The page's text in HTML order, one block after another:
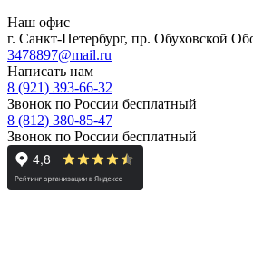
Наш офис
г. Санкт-Петербург, пр. Обуховской
3478897@mail.ru
Написать нам
8 (921) 393-66-32
Звонок по России бесплатный
8 (812) 380-85-47
Звонок по России бесплатный